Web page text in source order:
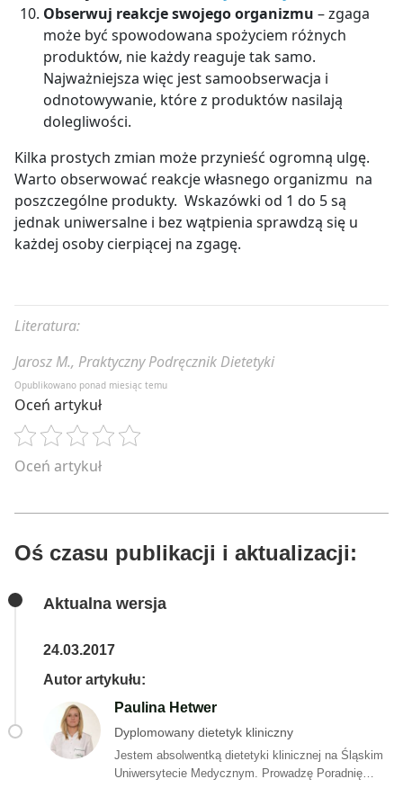
Obserwuj reakcje swojego organizmu – zgaga
może być spowodowana spożyciem różnych
produktów, nie każdy reaguje tak samo.
Najważniejsza więc jest samoobserwacja i
odnotowywanie, które z produktów nasilają
dolegliwości.
Kilka prostych zmian może przynieść ogromną ulgę.
Warto obserwować reakcje własnego organizmu na
poszczególne produkty. Wskazówki od 1 do 5 są
jednak uniwersalne i bez wątpienia sprawdzą się u
każdej osoby cierpiącej na zgagę.
Literatura:
Jarosz M., Praktyczny Podręcznik Dietetyki
Opublikowano ponad miesiąc temu
Oceń artykuł
Oceń artykuł
Oś czasu publikacji i aktualizacji:
Aktualna wersja
24.03.2017
Autor artykułu:
Paulina Hetwer
Dyplomowany dietetyk kliniczny
Jestem absolwentką dietetyki klinicznej na Śląskim
Uniwersytecie Medycznym. Prowadzę Poradnię